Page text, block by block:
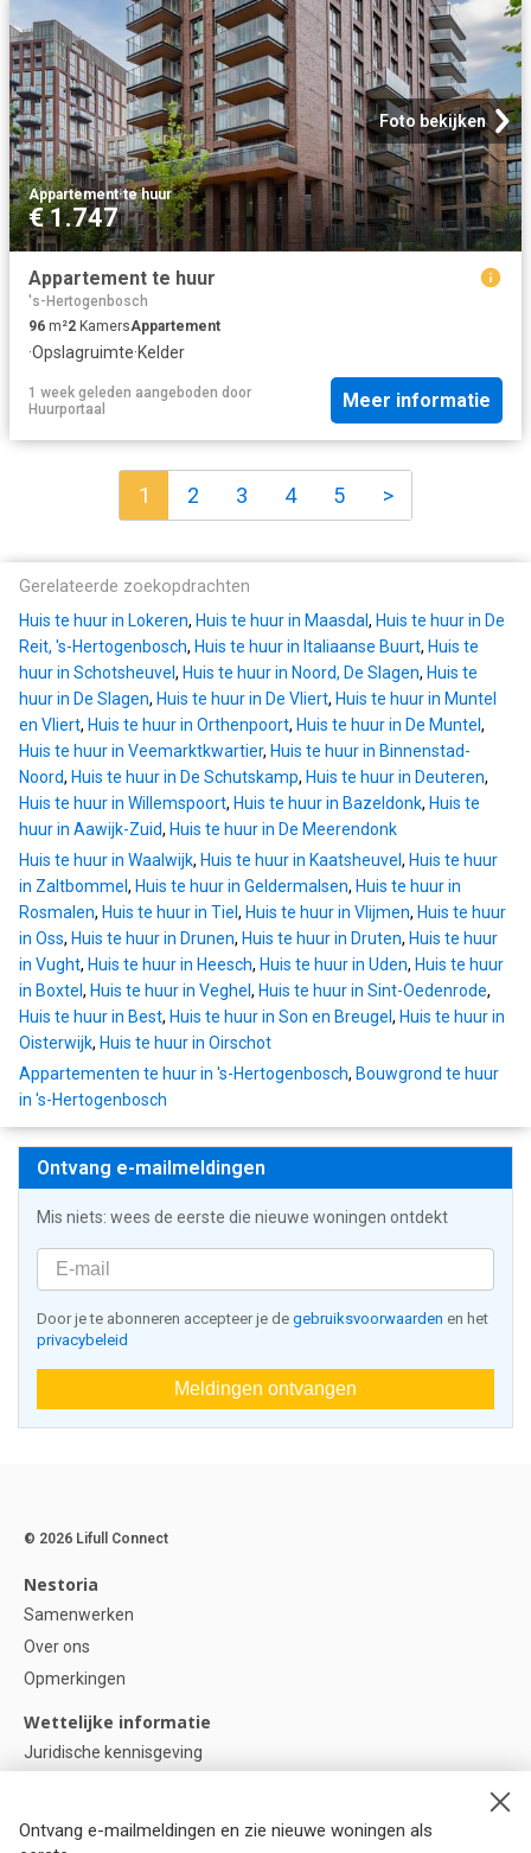
Foto bekijken
Appartement·te huur
€ 1.747
Appartement te huur
's-Hertogenbosch
96 m²2 KamersAppartement
·Opslagruimte·Kelder
1 week geleden aangeboden door
Huurportaal
Meer informatie
1 2 3 4 5 >
Gerelateerde zoekopdrachten
Huis te huur in Lokeren, Huis te huur in Maasdal, Huis te huur in De
Reit, 's-Hertogenbosch, Huis te huur in Italiaanse Buurt, Huis te
huur in Schotsheuvel , Huis te huur in Noord, De Slagen, Huis te
huur in De Slagen, Huis te huur in De Vliert, Huis te huur in Muntel
en Vliert, Huis te huur in Orthenpoort, Huis te huur in De Muntel ,
Huis te huur in Veemarktkwartier, Huis te huur in Binnenstad-
Noord, Huis te huur in De Schutskamp, Huis te huur in Deuteren,
Huis te huur in Willemspoort, Huis te huur in Bazeldonk, Huis te
huur in Aawijk-Zuid, Huis te huur in De Meerendonk
Huis te huur in Waalwijk, Huis te huur in Kaatsheuvel , Huis te huur
in Zaltbommel , Huis te huur in Geldermalsen, Huis te huur in
Rosmalen, Huis te huur in Tiel , Huis te huur in Vlijmen, Huis te huur
in Oss, Huis te huur in Drunen, Huis te huur in Druten, Huis te huur
in Vught, Huis te huur in Heesch, Huis te huur in Uden, Huis te huur
in Boxtel , Huis te huur in Veghel , Huis te huur in Sint-Oedenrode,
Huis te huur in Best, Huis te huur in Son en Breugel , Huis te huur in
Oisterwijk, Huis te huur in Oirschot
Appartementen te huur in 's-Hertogenbosch, Bouwgrond te huur
in 's-Hertogenbosch
Ontvang e-mailmeldingen
Mis niets: wees de eerste die nieuwe woningen ontdekt
Door je te abonneren accepteer je de gebruiksvoorwaarden en het
privacybeleid
Meldingen ontvangen
Ontvang e-mailmeldingen en zie nieuwe woningen als
© 2026 Lifull Connect
Nestoria
Samenwerken
Over ons
Opmerkingen
Wettelijke informatie
Juridische kennisgeving
Cookie instellingen